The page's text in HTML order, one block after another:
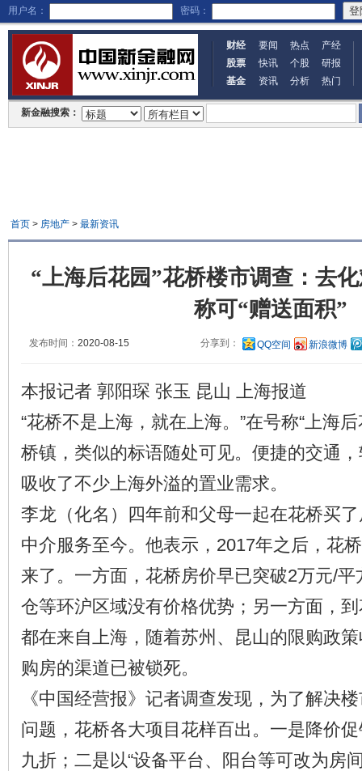
用户名： 密码：
财经 要闻 热点
产经
股票
快讯 个股
研报
基金
资讯 分析 热门
新金融搜索：
首页> 房地产> 最新资讯
“上海后花园”花桥楼市调查：去
称可“赠送面积”
发布时间： 2020-08-15 分享到： QQ空间 新浪微博
本报记者 郭阳琛 张玉 昆山 上海报道
“花桥不是上海，就在上海。”在号称“上海
桥镇，类似的标语随处可见。便捷的交通
吸收了不少上海外溢的置业需求。
李龙（化名）四年前和父母一起在花桥买
中介服务至今。他表示，2017年之后，花
来了。一方面，花桥房价早已突破2万元/
仓等环沪区域没有价格优势；另一方面，
都在来自上海，随着苏州、昆山的限购政
购房的渠道已被锁死。
《中国经营报》记者调查发现，为了解决
问题，花桥各大项目花样百出。一是降价
九折；二是以“设备平台、阳台等可改为房